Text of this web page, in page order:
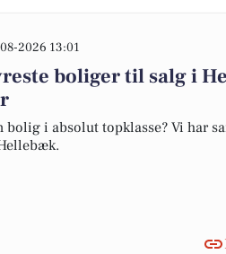
2026 13:01
boliger til salg i
bolig i absolut topklasse? Vi har